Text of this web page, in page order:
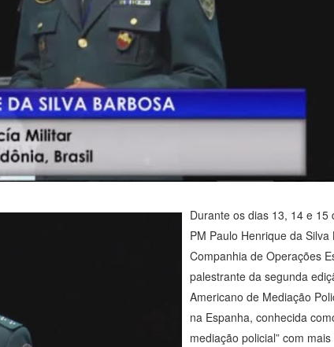
Durante os dias 13, 14 e
PM Paulo Henrique da
Companhia de Operações
palestrante da segunda
Americano de Mediação
na Espanha, conhecida
mediação policial” com